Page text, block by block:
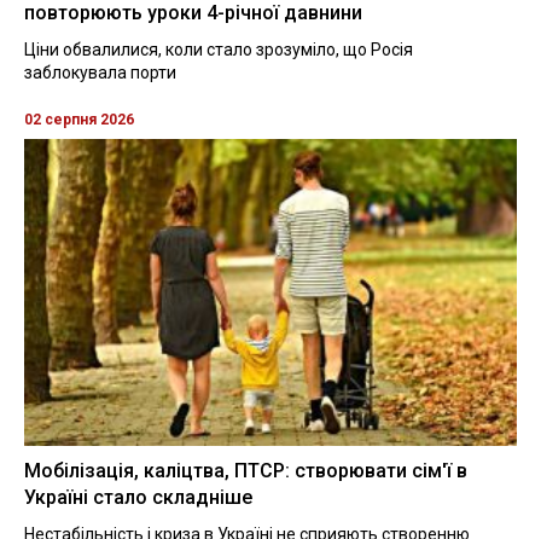
повторюють уроки 4-річної давнини
Ціни обвалилися, коли стало зрозуміло, що Росія
заблокувала порти
02 серпня 2026
Мобілізація, каліцтва, ПТСР: створювати сім'ї в
Україні стало складніше
Нестабільність і криза в Україні не сприяють створенню